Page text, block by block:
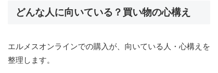
どんな人に向いている？買い物の心構え
エルメスオンラインでの購入が、向いている人・心構えを
整理します。